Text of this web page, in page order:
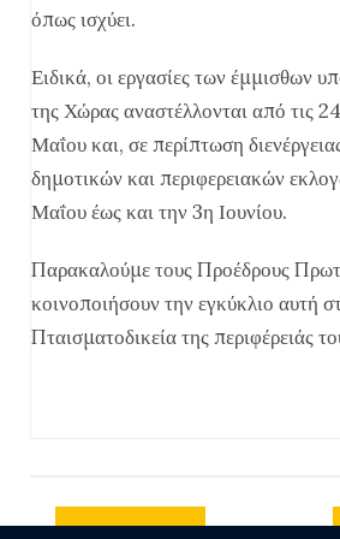
όπως ισχύει.
Ειδικά, οι εργασίες των έμμισθων
της Χώρας αναστέλλονται από τις
Μαΐου και, σε περίπτωση
δημοτικών και περιφερειακών
Μαΐου έως και την 3η Ιουνίου.
Παρακαλούμε τους Προέδρους
κοινοποιήσουν την εγκύκλιο αυτή
Πταισματοδικεία της περιφέρειάς